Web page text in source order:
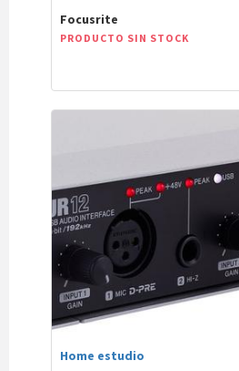
Focusrite
PRODUCTO SIN STOCK
Home estudio